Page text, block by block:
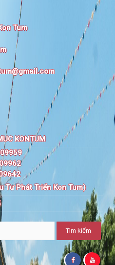
Tum
KONTUM
Tư Phát Triển Kon Tum)